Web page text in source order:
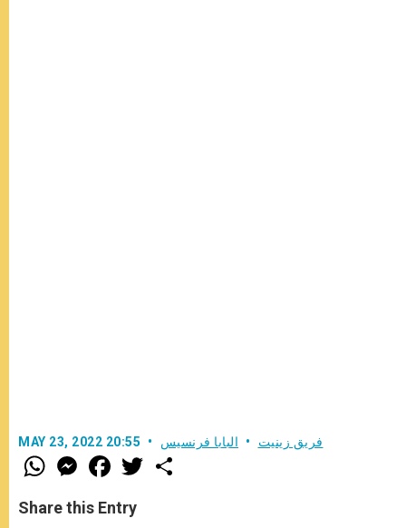
MAY 23, 2022 20:55 فريق زينيت البابا فرنسيس
W
h
t
s
M
e
s
e
F
a
e
b
w
Share this Entry